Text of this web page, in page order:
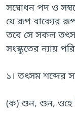
সম্বোধন পদ ও
যে রূপ বাক্যের
তবে সে সকল
সংস্কৃতের ন্যায়
১। তৎসম শব্দের
(ক) শুন, শুন, ওহে